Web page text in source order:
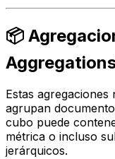
📦
Estas
agrupan
cubo puede
métrica o incluso
jerárquicos.